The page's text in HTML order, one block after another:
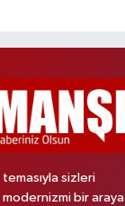
sizleri
bir araya